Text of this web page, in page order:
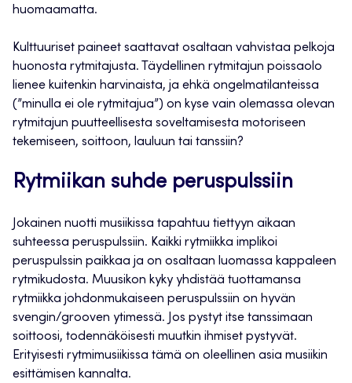
huomaamatta.
Kulttuuriset paineet saattavat osaltaan vahvistaa pelkoja
huonosta rytmitajusta. Täydellinen rytmitajun poissaolo
lienee kuitenkin harvinaista, ja ehkä ongelmatilanteissa
(”minulla ei ole rytmitajua”) on kyse vain olemassa olevan
rytmitajun puutteellisesta soveltamisesta motoriseen
tekemiseen, soittoon, lauluun tai tanssiin?
Rytmiikan suhde peruspulssiin
Jokainen nuotti musiikissa tapahtuu tiettyyn aikaan
suhteessa peruspulssiin. Kaikki rytmiikka implikoi
peruspulssin paikkaa ja on osaltaan luomassa kappaleen
rytmikudosta. Muusikon kyky yhdistää tuottamansa
rytmiikka johdonmukaiseen peruspulssiin on hyvän
svengin/grooven ytimessä. Jos pystyt itse tanssimaan
soittoosi, todennäköisesti muutkin ihmiset pystyvät.
Erityisesti rytmimusiikissa tämä on oleellinen asia musiikin
esittämisen kannalta.